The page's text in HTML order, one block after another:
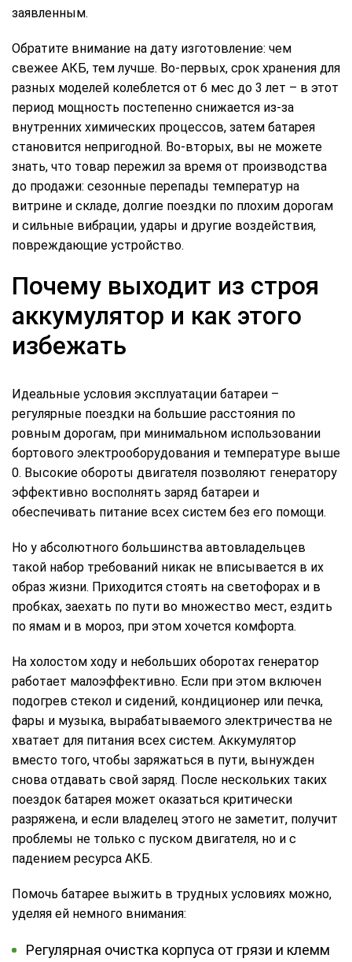
заявленным.
Обратите внимание на дату изготовление: чем
свежее АКБ, тем лучше. Во-первых, срок хранения для
разных моделей колеблется от 6 мес до 3 лет – в этот
период мощность постепенно снижается из-за
внутренних химических процессов, затем батарея
становится непригодной. Во-вторых, вы не можете
знать, что товар пережил за время от производства
до продажи: сезонные перепады температур на
витрине и складе, долгие поездки по плохим дорогам
и сильные вибрации, удары и другие воздействия,
повреждающие устройство.
Почему выходит из строя
аккумулятор и как этого
избежать
Идеальные условия эксплуатации батареи –
регулярные поездки на большие расстояния по
ровным дорогам, при минимальном использовании
бортового электрооборудования и температуре выше
0. Высокие обороты двигателя позволяют генератору
эффективно восполнять заряд батареи и
обеспечивать питание всех систем без его помощи.
Но у абсолютного большинства автовладельцев
такой набор требований никак не вписывается в их
образ жизни. Приходится стоять на светофорах и в
пробках, заехать по пути во множество мест, ездить
по ямам и в мороз, при этом хочется комфорта.
На холостом ходу и небольших оборотах генератор
работает малоэффективно. Если при этом включен
подогрев стекол и сидений, кондиционер или печка,
фары и музыка, вырабатываемого электричества не
хватает для питания всех систем. Аккумулятор
вместо того, чтобы заряжаться в пути, вынужден
снова отдавать свой заряд. После нескольких таких
поездок батарея может оказаться критически
разряжена, и если владелец этого не заметит, получит
проблемы не только с пуском двигателя, но и с
падением ресурса АКБ.
Помочь батарее выжить в трудных условиях можно,
уделяя ей немного внимания:
Регулярная очистка корпуса от грязи и клемм